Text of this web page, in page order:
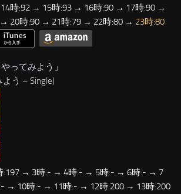
時:92 → 15時:93 → 16時:90 → 17時:90 →
20時:90 → 21時:79 → 22時:80 → 23時:80
やってみよう 」
う – Single)
:197 → 3時:- → 4時:- → 5時:- → 6時:- → 7
→ 10時:- → 11時:- → 12時:200 → 13時:200